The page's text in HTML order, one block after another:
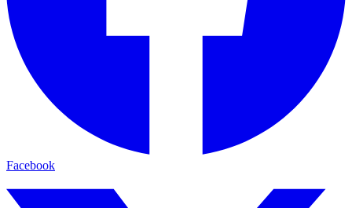
Facebook